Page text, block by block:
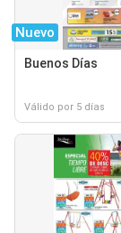
Nuevo
Buenos Días
Válido por 5 días